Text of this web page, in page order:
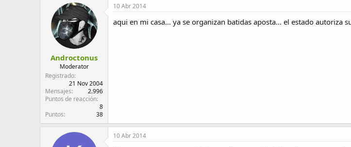
Androctonus
Moderator
Registrado
21 Nov 2004
Mensajes
2.996
Puntos de reacción
8
Puntos
38
10 Abr 2014
aqui en mi casa... ya se organizan batidas aposta... el estado autoriza
10 Abr 2014